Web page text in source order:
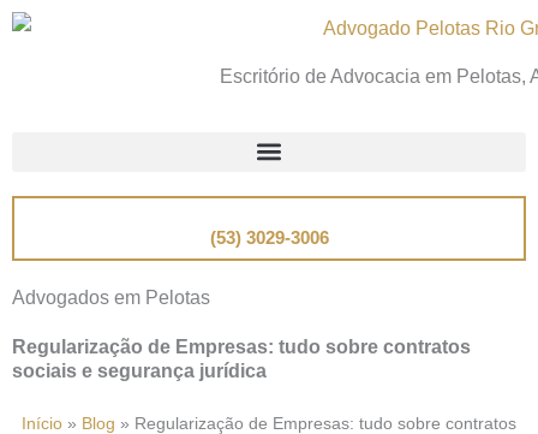
Escritório de Advocacia em Pelotas,
(53) 3029-3006
Advogados em Pelotas
Regularização de Empresas: tudo sobre contratos
sociais e segurança jurídica
Início » Blog » Regularização de Empresas: tudo sobre contratos